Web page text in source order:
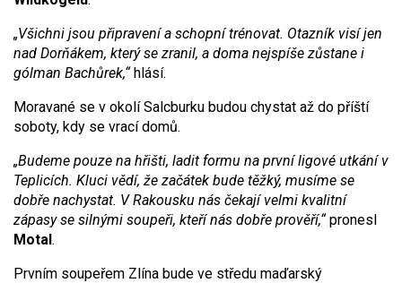
„Všichni jsou připravení a schopní trénovat. Otazník visí jen
nad Dorňákem, který se zranil, a doma nejspíše zůstane i
gólman Bachůrek,“hlásí.
Moravané se v okolí Salcburku budou chystat až do příští
soboty, kdy se vrací domů.
„Budeme pouze na hřišti, ladit formu na první ligové utkání v
Teplicích. Kluci vědí, že začátek bude těžký, musíme se
dobře nachystat. V Rakousku nás čekají velmi kvalitní
zápasy se silnými soupeři, kteří nás dobře prověří,“pronesl
Motal.
Prvním soupeřem Zlína bude ve středu maďarský